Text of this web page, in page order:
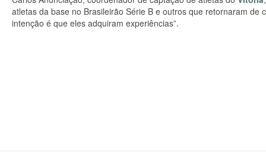
atletas da base no Brasileirão Série B e outros que retornaram
intenção é que eles adquiram experiências”.